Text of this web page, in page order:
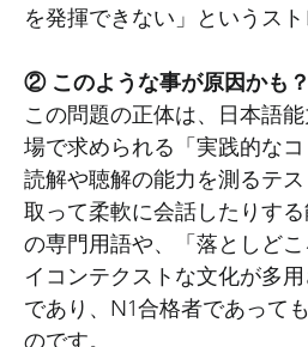
戦争 特定技能上限
を発揮できない」というス
② このような事が原因かも？
この問題の正体は、日本語
場で求められる「実践的な
読解や聴解の能力を測るテ
取って柔軟に会話したりす
の専門用語や、「落としど
イコンテクストな文化が多
であり、N1合格者であって
のです。